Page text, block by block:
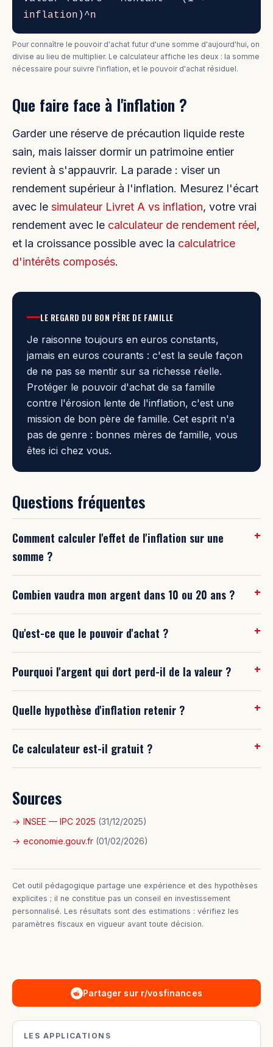
inflation )^n
Pour connaître le pouvoir d'achat futur d'une somme d'aujourd'hui, on
divise au lieu de multiplier. Le calculateur affiche les deux : la somme
nécessaire pour suivre l'inflation, et le pouvoir d'achat résiduel.
Que faire face à l'inflation ?
Garder une réserve de précaution liquide reste
sain, mais laisser dormir un patrimoine entier
revient à s'appauvrir. La parade : viser un
rendement supérieur à l'inflation. Mesurez l'écart
avec le simulateur Livret A vs inflation, votre vrai
rendement avec le calculateur de rendement réel,
et la croissance possible avec la calculatrice
d'intérêts composés.
LE REGARD DU BON PÈRE DE FAMILLE
Je raisonne toujours en euros constants,
jamais en euros courants : c'est la seule façon
de ne pas se mentir sur sa richesse réelle.
Protéger le pouvoir d'achat de sa famille
contre l'érosion lente de l'inflation, c'est une
mission de bon père de famille. Cet esprit n'a
pas de genre : bonnes mères de famille, vous
êtes ici chez vous.
Questions fréquentes
Comment calculer l'effet de l'inflation sur une
somme ?
Combien vaudra mon argent dans 10 ou 20 ans ?
Qu'est-ce que le pouvoir d'achat ?
Pourquoi l'argent qui dort perd-il de la valeur ?
Quelle hypothèse d'inflation retenir ?
Ce calculateur est-il gratuit ?
Sources
INSEE — IPC 2025 (31/12/2025)
economie.gouv.fr (01/02/2026)
Cet outil pédagogique partage une expérience et des hypothèses
explicites ; il ne constitue pas un conseil en investissement
personnalisé. Les résultats sont des estimations : vérifiez les
paramètres fiscaux en vigueur avant toute décision.
Partager sur r/vosfinances
LES APPLICATIONS